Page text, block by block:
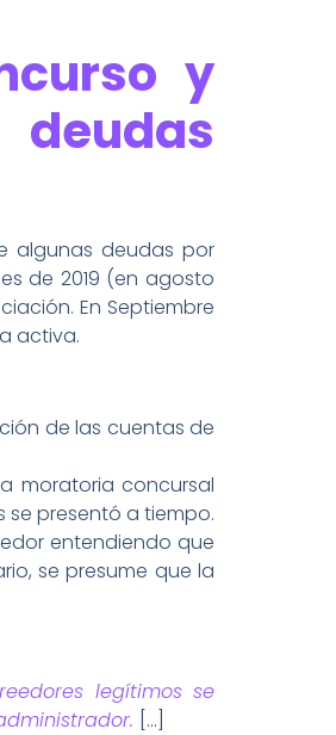
y
algunas deudas por
de 2019 (en agosto
En Septiembre
activa.
de las cuentas de
moratoria concursal
presentó a tiempo.
entendiendo que
se presume que la
legítimos se
[…]